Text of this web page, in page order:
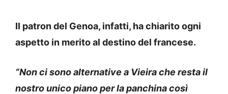
Il patron del Genoa, infatti, ha chiarito ogni
aspetto in merito al destino del francese.
“Non ci sono alternative a Vieira che resta il
nostro unico piano per la panchina così